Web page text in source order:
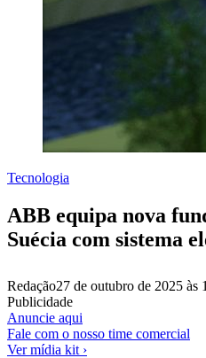
Tecnologia
ABB equipa nova
Suécia com sistema
Redação27 de outubro de 2025 às
Publicidade
Anuncie aqui
Fale com o nosso time comercial
Ver mídia kit ›